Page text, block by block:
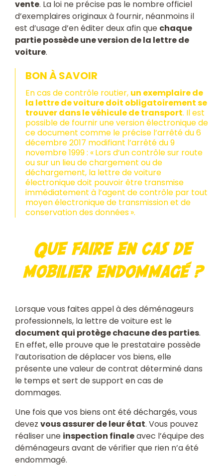
vente. La loi ne précise pas le nombre officiel
d’exemplaires originaux à fournir, néanmoins il
est d’usage d’en éditer deux afin que chaque
partie possède une version de la lettre de
voiture.
BON À SAVOIR
En cas de contrôle routier, un exemplaire de
la lettre de voiture doit obligatoirement se
trouver dans le véhicule de transport. Il est
possible de fournir une version électronique de
ce document comme le précise l’arrêté du 6
décembre 2017 modifiant l’arrêté du 9
novembre 1999 : « Lors d’un contrôle sur route
ou sur un lieu de chargement ou de
déchargement, la lettre de voiture
électronique doit pouvoir être transmise
immédiatement à l’agent de contrôle par tout
moyen électronique de transmission et de
conservation des données ».
Que faire en cas de
mobilier endommagé ?
Lorsque vous faites appel à des déménageurs
professionnels, la lettre de voiture est le
document qui protège chacune des parties.
En effet, elle prouve que le prestataire possède
l’autorisation de déplacer vos biens, elle
présente une valeur de contrat déterminé dans
le temps et sert de support en cas de
dommages.
Une fois que vos biens ont été déchargés, vous
devez vous assurer de leur état. Vous pouvez
réaliser une inspection finaleavec l’équipe des
déménageurs avant de vérifier que rien n’a été
endommagé.